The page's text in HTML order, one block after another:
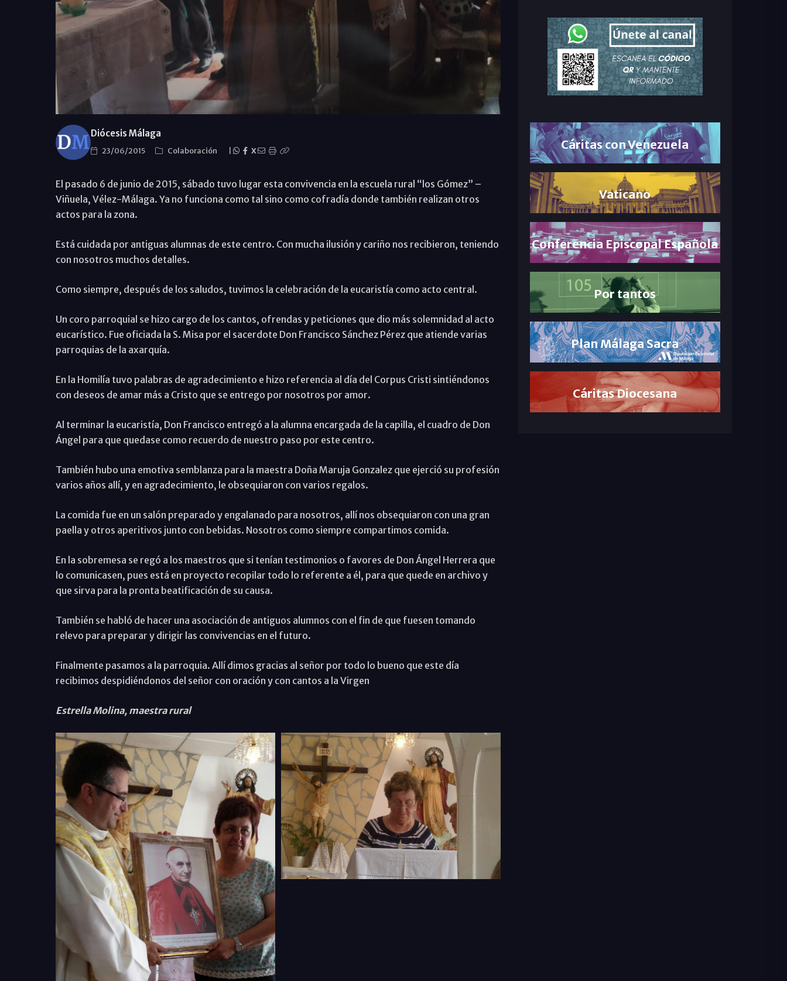
Diócesis Málaga
23/06/2015 Colaboración X
El pasado 6 de junio de 2015, sábado tuvo lugar esta convivencia en la escuela rural “los Gómez” –
Viñuela, Vélez-Málaga. Ya no funciona como tal sino como cofradía donde también realizan otros
actos para la zona.
Está cuidada por antiguas alumnas de este centro. Con mucha ilusión y cariño nos recibieron, teniendo
con nosotros muchos detalles.
Como siempre, después de los saludos, tuvimos la celebración de la eucaristía como acto central.
Un coro parroquial se hizo cargo de los cantos, ofrendas y peticiones que dio más solemnidad al acto
eucarístico. Fue oficiada la S. Misa por el sacerdote Don Francisco Sánchez Pérez que atiende varias
parroquias de la axarquía.
En la Homilía tuvo palabras de agradecimiento e hizo referencia al día del Corpus Cristi sintiéndonos
con deseos de amar más a Cristo que se entrego por nosotros por amor.
Al terminar la eucaristía, Don Francisco entregó a la alumna encargada de la capilla, el cuadro de Don
Ángel para que quedase como recuerdo de nuestro paso por este centro.
También hubo una emotiva semblanza para la maestra Doña Maruja Gonzalez que ejerció su profesión
varios años allí, y en agradecimiento, le obsequiaron con varios regalos.
La comida fue en un salón preparado y engalanado para nosotros, allí nos obsequiaron con una gran
paella y otros aperitivos junto con bebidas. Nosotros como siempre compartimos comida.
En la sobremesa se regó a los maestros que si tenían testimonios o favores de Don Ángel Herrera que
lo comunicasen, pues está en proyecto recopilar todo lo referente a él, para que quede en archivo y
que sirva para la pronta beatificación de su causa.
También se habló de hacer una asociación de antiguos alumnos con el fin de que fuesen tomando
relevo para preparar y dirigir las convivencias en el futuro.
Finalmente pasamos a la parroquia. Allí dimos gracias al señor por todo lo bueno que este día
recibimos despidiéndonos del señor con oración y con cantos a la Virgen
Estrella Molina, maestra rural
Cáritas con Venezuela
Vaticano
Conferencia Episcopal Española
Por tantos
Plan Málaga Sacra
Cáritas Diocesana